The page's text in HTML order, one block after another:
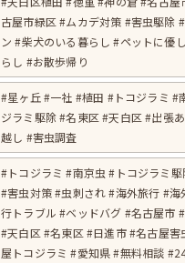
古屋市緑区 #ムカデ対策 #害虫駆除
ン #柴犬のいる暮らし #ペットに優
らし #お散歩帰り
#星ヶ丘 #一社 #植田 #トコジラミ #
ジラミ駆除 #名東区 #天白区 #出張
越し #害虫調査
#トコジラミ #南京虫 #トコジラミ
#害虫対策 #虫刺され #海外旅行 #海
行トラブル #ベッドバグ #名古屋市
#天白区 #名東区 #日進市 #名古屋害
屋トコジラミ #愛知県 #無料相談